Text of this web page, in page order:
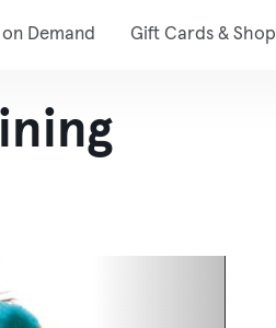
Demand Gift Cards & Shop